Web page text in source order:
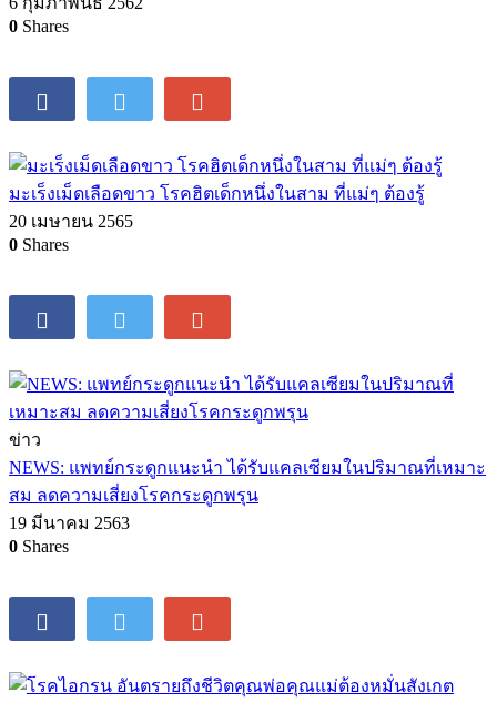
0 Shares
มะเร็งเม็ดเลือดขาว โรคฮิตเด็กหนึ่งในสาม ที่แม่ๆ ต้องรู้
20 เมษายน 2565
0 Shares
ข่าว
NEWS: แพทย์กระดูกแนะนำ ได้รับแคลเซียมในปริมาณที่เหมาะ
สม ลดความเสี่ยงโรคกระดูกพรุน
19 มีนาคม 2563
0 Shares